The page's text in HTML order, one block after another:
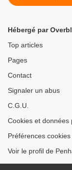
octobre
Hébergé par
Top articles
Pages
Contact
Signaler un abus
C.G.U.
Cookies et données
Préférences cookies
Voir le profil de